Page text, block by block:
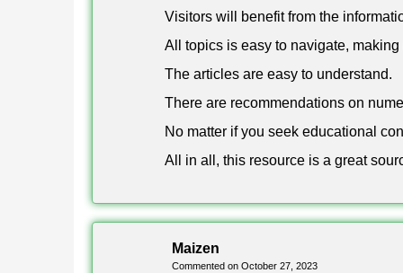
нескольких сессий.
Bedwars или Выживание
Гибридный режим, совмещающий
кровати, а затем переходят к чистому
Самая разнообразная карта в сборнике —
Мультиплеер и Установка
Visitors will benefit from the
All topics is easy to navigate,
The articles are easy to understand.
There are recommendations on
No matter if you seek educational
All in all, this resource is a great
Maizen
Commented on October 27, 2023